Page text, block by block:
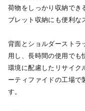
荷物をしっかり収納でき
ブレット収納にも便利な
背面とショルダーストラ
用し、長時間の使用でも
環境に配慮したリサイク
ーティファイドの工場で
す。